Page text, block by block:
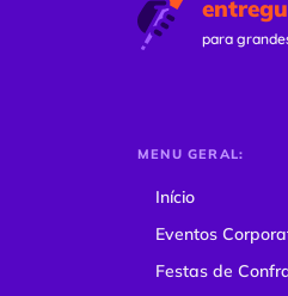
para
MENU GERAL:
Início
Eventos
Festas de